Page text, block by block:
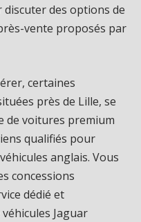
discuter des options de
vente proposés par
certaines
près de Lille, se
de voitures premium
qualifiés pour
anglais. Vous
concessions
dédié et
Jaguar